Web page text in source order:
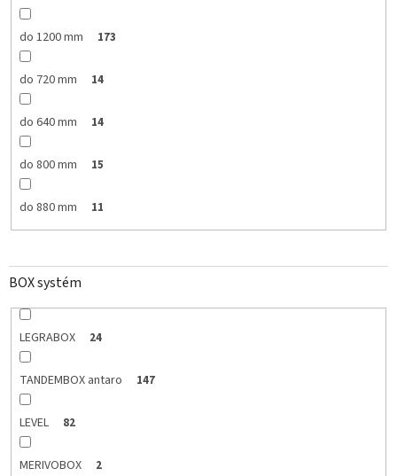
do 1200 mm 173
do 720 mm 14
do 640 mm 14
do 800 mm 15
do 880 mm 11
BOX systém
LEGRABOX 24
TANDEMBOX antaro 147
LEVEL 82
MERIVOBOX 2